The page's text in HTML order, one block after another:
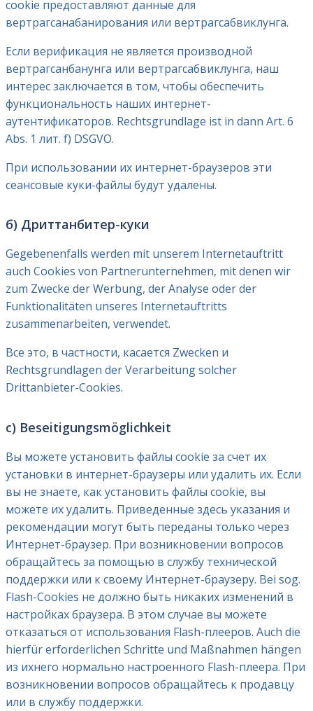
cookie предоставляют данные для
вертрагсанабанирования или вертрагсабвиклунга.
Если верификация не является производной
вертрагсанбанунга или вертрагсабвиклунга, наш
интерес заключается в том, чтобы обеспечить
функциональность наших интернет-
аутентификаторов. Rechtsgrundlage ist in dann Art. 6
Abs. 1 лит. f) DSGVO.
При использовании их интернет-браузеров эти
сеансовые куки-файлы будут удалены.
б) Дриттанбитер-куки
Gegebenenfalls werden mit unserem Internetauftritt
auch Cookies von Partnerunternehmen, mit denen wir
zum Zwecke der Werbung, der Analyse oder der
Funktionalitäten unseres Internetauftritts
zusammenarbeiten, verwendet.
Все это, в частности, касается Zwecken и
Rechtsgrundlagen der Verarbeitung solcher
Drittanbieter-Cookies.
c) Beseitigungsmöglichkeit
Вы можете установить файлы cookie за счет их
установки в интернет-браузеры или удалить их. Если
вы не знаете, как установить файлы cookie, вы
можете их удалить. Приведенные здесь указания и
рекомендации могут быть переданы только через
Интернет-браузер. При возникновении вопросов
обращайтесь за помощью в службу технической
поддержки или к своему Интернет-браузеру. Bei sog.
Flash-Cookies не должно быть никаких изменений в
настройках браузера. В этом случае вы можете
отказаться от использования Flash-плееров. Auch die
hierfür erforderlichen Schritte und Maßnahmen hängen
из ихнего нормально настроенного Flash-плеера. При
возникновении вопросов обращайтесь к продавцу
или в службу поддержки.